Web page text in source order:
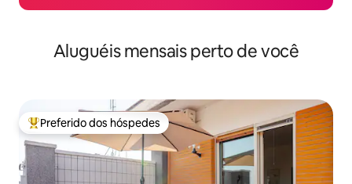
Aluguéis mensais perto de você
Entre os melhores preferidos dos hóspedes
Preferido dos hóspedes